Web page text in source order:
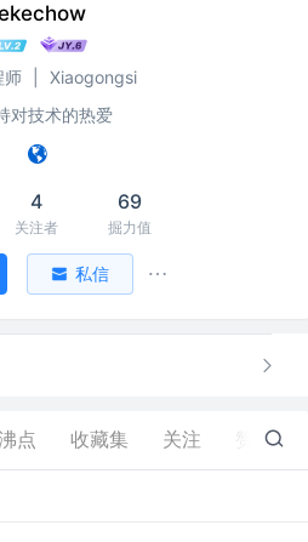
师
Xiaogongsi
对技术的热爱
4
关注者
69
掘力值
私信
点 收藏集 关注 49